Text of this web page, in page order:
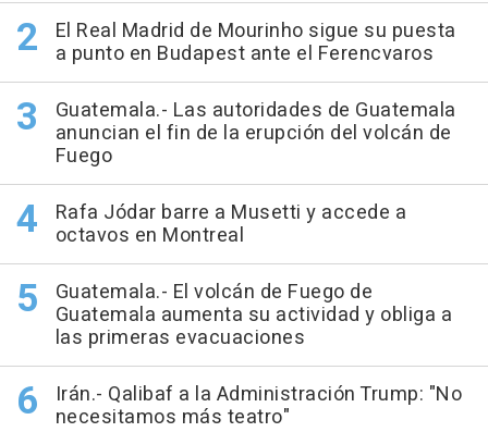
El Real Madrid de Mourinho sigue su puesta
a punto en Budapest ante el Ferencvaros
Guatemala.- Las autoridades de Guatemala
anuncian el fin de la erupción del volcán de
Fuego
Rafa Jódar barre a Musetti y accede a
octavos en Montreal
Guatemala.- El volcán de Fuego de
Guatemala aumenta su actividad y obliga a
las primeras evacuaciones
Irán.- Qalibaf a la Administración Trump: "No
necesitamos más teatro"